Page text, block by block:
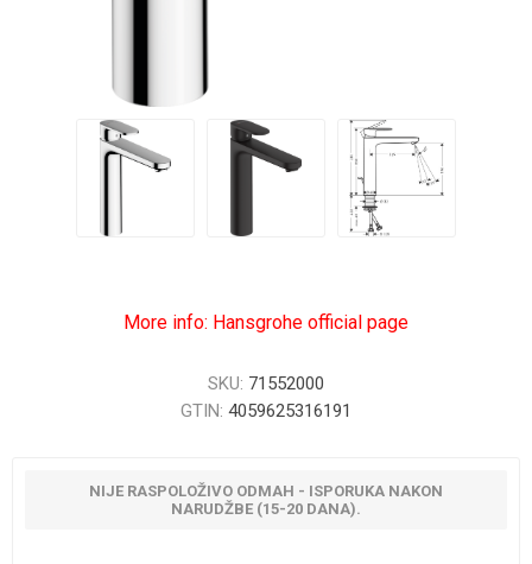
More info: Hansgrohe official page
SKU: 71552000
GTIN: 4059625316191
NIJE RASPOLOŽIVO ODMAH - ISPORUKA NAKON
NARUDŽBE (15-20 DANA).